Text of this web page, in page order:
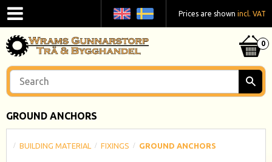
Prices are shown incl. VAT
GROUND ANCHORS
BUILDING MATERIAL FIXINGS GROUND ANCHORS